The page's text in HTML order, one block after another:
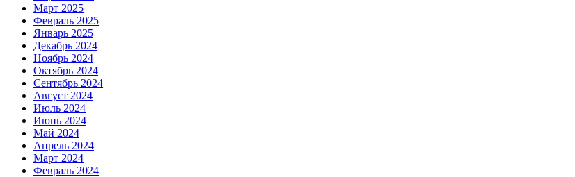
Март 2025
Февраль 2025
Январь 2025
Декабрь 2024
Ноябрь 2024
Октябрь 2024
Сентябрь 2024
Август 2024
Июль 2024
Июнь 2024
Май 2024
Апрель 2024
Март 2024
Февраль 2024